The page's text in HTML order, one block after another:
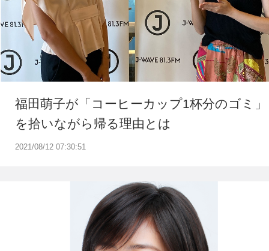
2021/08/12 07:30:51
福田萌子が「コーヒーカップ1杯分のゴミ」
を拾いながら帰る理由とは